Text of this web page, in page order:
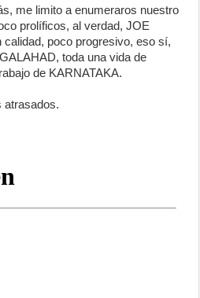
me limito a enumeraros nuestro
prolíficos, al verdad, JOE
poco progresivo, eso sí,
toda una vida de
de KARNATAKA.
atrasados.